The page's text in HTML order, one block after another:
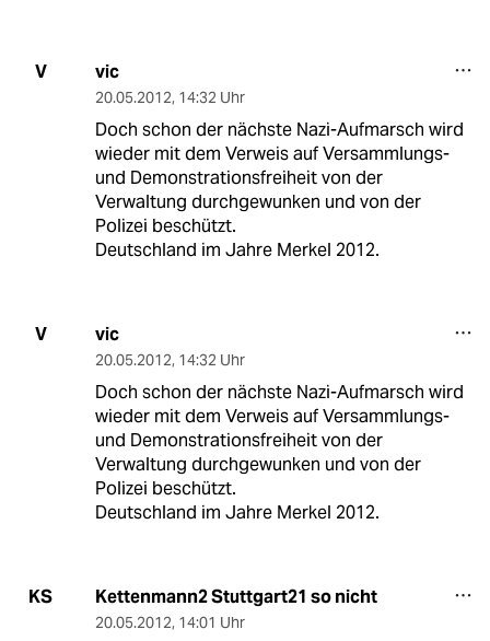
V vic
20.05.2012, 14:32 Uhr
Doch schon der nächste Nazi-Aufmarsch wird
wieder mit dem Verweis auf Versammlungs-
und Demonstrationsfreiheit von der
Verwaltung durchgewunken und von der
Polizei beschützt.
Deutschland im Jahre Merkel 2012.
V vic
20.05.2012, 14:32 Uhr
Doch schon der nächste Nazi-Aufmarsch wird
wieder mit dem Verweis auf Versammlungs-
und Demonstrationsfreiheit von der
Verwaltung durchgewunken und von der
Polizei beschützt.
Deutschland im Jahre Merkel 2012.
KS Kettenmann2 Stuttgart21 so nicht
20.05.2012, 14:01 Uhr